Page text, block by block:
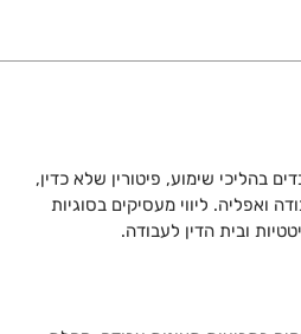
בהליכי שימוע, פיטורין שלא כדין,
ואפליה. ליווי מעסיקים בסוגיות
ובית הדין לעבודה.